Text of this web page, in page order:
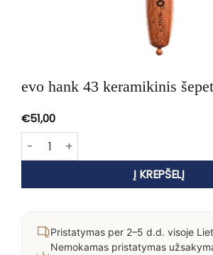
evo hank 43 keramikinis
€51,00
produkto kiekis: evo hank 43
Į KREPŠELĮ
Pristatymas per 2–5 d.d. visoje
Nemokamas pristatymas